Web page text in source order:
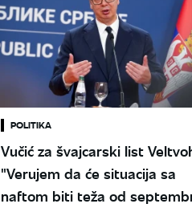
POLITIKA
Vučić za švajcarski list
"Verujem da će situacija sa
naftom biti teža od